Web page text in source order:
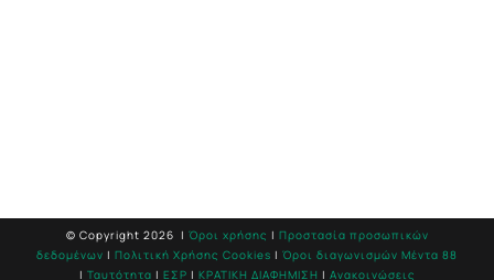
© Copyright 2026 | Όροι χρήσης | Προστασία προσωπικών
δεδομένων | Πολιτική Χρήσης Cookies | Όροι διαγωνισμών Mέντα 88
| Ταυτότητα | ΕΣΡ | ΚΡΑΤΙΚΗ ΔΙΑΦΗΜΙΣΗ | Ανακοινώσεις